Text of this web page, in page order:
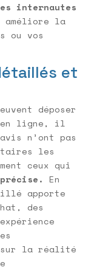
internautes
la
ou vos
et
déposer
en ligne, il
n’ont pas
les
ceux qui
En
apporte
des
sur la réalité